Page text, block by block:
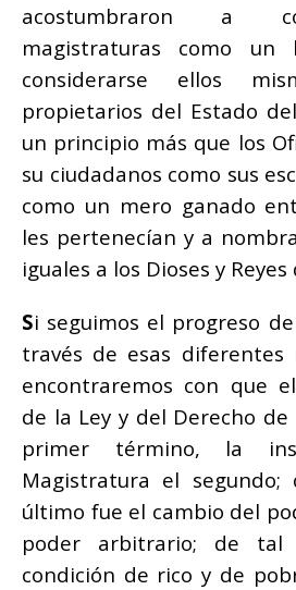
acostumbraron a
magistraturas como
considerarse ellos
propietarios del Estado
un principio más que los
su ciudadanos como sus
como un mero ganado
les pertenecían y a
iguales a los Dioses y Reyes
Si seguimos el progreso
través de esas diferentes
encontraremos con que
de la Ley y del Derecho
primer término, la
Magistratura el
último fue el cambio del
poder arbitrario; de tal
condición de rico y de